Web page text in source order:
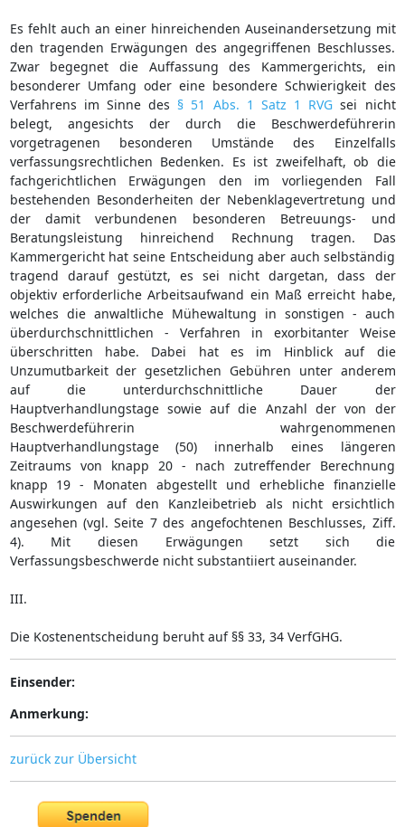
Es fehlt auch an einer hinreichenden Auseinandersetzung mit
den tragenden Erwägungen des angegriffenen Beschlusses.
Zwar begegnet die Auffassung des Kammergerichts, ein
besonderer Umfang oder eine besondere Schwierigkeit des
Verfahrens im Sinne des § 51 Abs. 1 Satz 1 RVG sei nicht
belegt, angesichts der durch die Beschwerdeführerin
vorgetragenen besonderen Umstände des Einzelfalls
verfassungsrechtlichen Bedenken. Es ist zweifelhaft, ob die
fachgerichtlichen Erwägungen den im vorliegenden Fall
bestehenden Besonderheiten der Nebenklagevertretung und
der damit verbundenen besonderen Betreuungs- und
Beratungsleistung hinreichend Rechnung tragen. Das
Kammergericht hat seine Entscheidung aber auch selbständig
tragend darauf gestützt, es sei nicht dargetan, dass der
objektiv erforderliche Arbeitsaufwand ein Maß erreicht habe,
welches die anwaltliche Mühewaltung in sonstigen - auch
überdurchschnittlichen - Verfahren in exorbitanter Weise
überschritten habe. Dabei hat es im Hinblick auf die
Unzumutbarkeit der gesetzlichen Gebühren unter anderem
auf die unterdurchschnittliche Dauer der
Hauptverhandlungstage sowie auf die Anzahl der von der
Beschwerdeführerin wahrgenommenen
Hauptverhandlungstage (50) innerhalb eines längeren
Zeitraums von knapp 20 - nach zutreffender Berechnung
knapp 19 - Monaten abgestellt und erhebliche finanzielle
Auswirkungen auf den Kanzleibetrieb als nicht ersichtlich
angesehen (vgl. Seite 7 des angefochtenen Beschlusses, Ziff.
4). Mit diesen Erwägungen setzt sich die
Verfassungsbeschwerde nicht substantiiert auseinander.
III.
Die Kostenentscheidung beruht auf §§ 33, 34 VerfGHG.
Einsender:
Anmerkung:
zurück zur Übersicht